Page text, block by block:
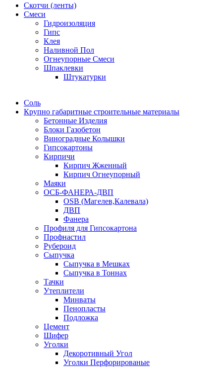
Скотчи (ленты)
Смеси
Гидроизоляция
Гипс
Клея
Наливной Пол
Огнеупорные Смеси
Шпаклевки
Штукатурки
Соль
Крупно габаритные строительные материалы
Бетонные Изделия
Блоки Газобетон
Виноградные Колышки
Гипсокартоны
Кирпичи
Кирпич Жженный
Кирпич Огнеупорный
Маяки
ОСБ-ФАНЕРА-ДВП
OSB (Магелев,Калевала)
ДВП
Фанера
Профиля для Гипсокартона
Профнастил
Рубероид
Сыпучка
Сыпучка в Мешках
Сыпучка в Тоннах
Тачки
Утеплители
Минваты
Пенопласты
Подложка
Цемент
Шифер
Уголки
Декоротивный Угол
Уголки Перфорированые